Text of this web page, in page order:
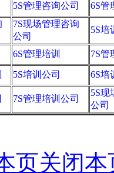
5S管理咨询公司
6S管
7S现场管理咨询
公司
5S培
6S管理培训 7S管
5S培训公司 6S培
7S管理培训公司
5S现
公司
页关闭本